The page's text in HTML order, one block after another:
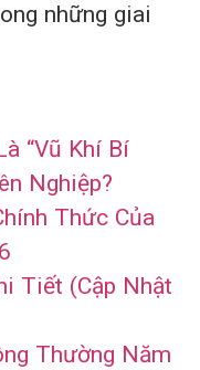
những giai
“Vũ Khí Bí
Nghiệp?
Thức Của
Tiết (Cập Nhật
Thường Năm